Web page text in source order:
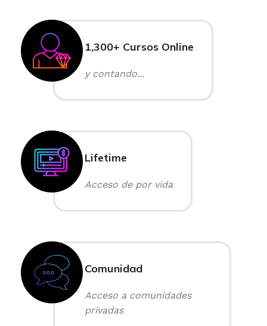
1,300+ Cursos Online
y contando...
Lifetime
Acceso de por vida
Comunidad
Acceso a comunidades
privadas